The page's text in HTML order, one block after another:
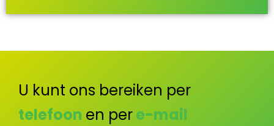
U kunt ons bereiken per
telefoon en pere-mail